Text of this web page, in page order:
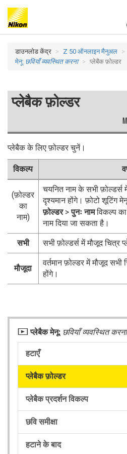
डाउनलोड केंद्र Z 50 ऑनलाइन मैनुअल
मेनू: छवियाँ व्यवस्थित करना प्लेबैक फ़ोल्डर
प्लेबैक फ़ोल्डर
प्लेबैक के लिए फ़ोल्डर चुनें।
विकल्प
(फ़ोल्डर
का
नाम)
चयनित नाम के सभी फ़ोल्डर्स
दृश्यमान होंगे। फ़ोटो शूटिंग
फ़ोल्डर>पुनः नामविकल्प
नाम दिया जा सकता है।
सभी सभी फ़ोल्डर्स में मौजूद चित्र
मौजूदा
वर्तमान फ़ोल्डर में मौजूद सभी
होंगे।
D प्लेबैक मेनू: छवियाँ व्यवस्थित करना
हटाएँ
प्लेबैक फ़ोल्डर
प्लेबैक प्रदर्शन विकल्प
छवि समीक्षा
हटाने के बाद